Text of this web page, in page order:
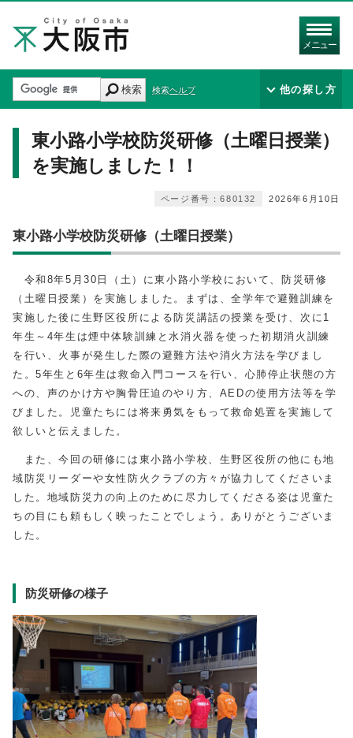
メニュー
検索 検索ヘルプ 他の探し方
東小路小学校防災研修（土曜日授業）
を実施しました！！
2026年6月10日
ページ番号：680132
東小路小学校防災研修（土曜日授業）
令和8年5月30日（土）に東小路小学校において、防災研修
（土曜日授業）を実施しました。まずは、全学年で避難訓練を
実施した後に生野区役所による防災講話の授業を受け、次に1
年生～4年生は煙中体験訓練と水消火器を使った初期消火訓練
を行い、火事が発生した際の避難方法や消火方法を学びまし
た。5年生と6年生は救命入門コースを行い、心肺停止状態の方
への、声のかけ方や胸骨圧迫のやり方、AEDの使用方法等を学
びました。児童たちには将来勇気をもって救命処置を実施して
欲しいと伝えました。
また、今回の研修には東小路小学校、生野区役所の他にも地
域防災リーダーや女性防火クラブの方々が協力してくださいま
した。地域防災力の向上のために尽力してくださる姿は児童た
ちの目にも頼もしく映ったことでしょう。ありがとうございま
した。
防災研修の様子